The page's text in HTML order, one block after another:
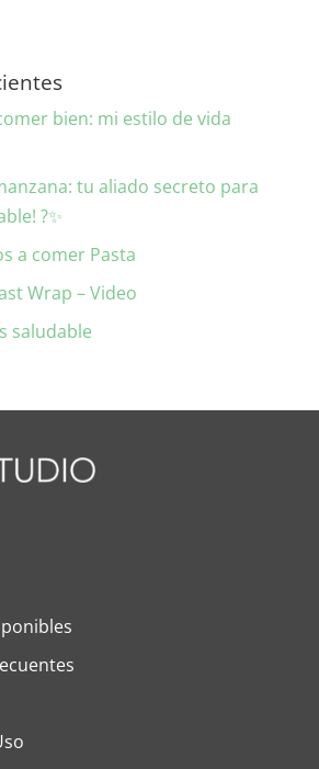
bien: mi estilo de vida
tu aliado secreto para
?✨
a comer Pasta
Wrap – Video
saludable